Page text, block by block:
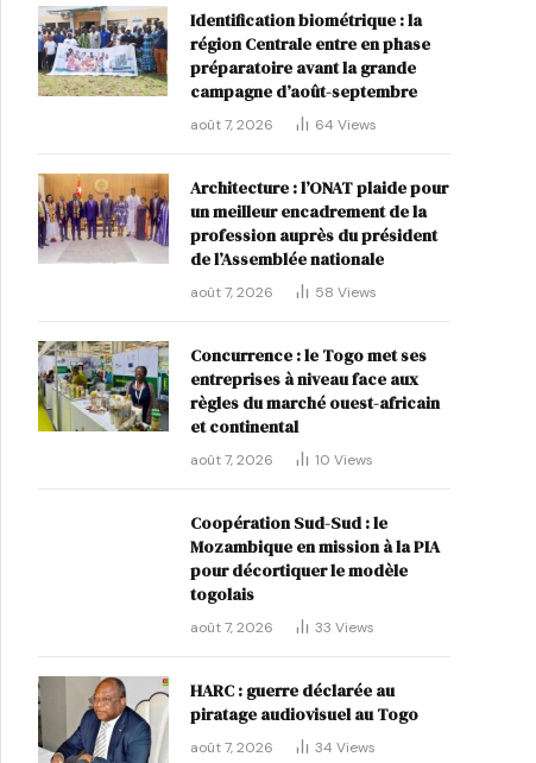
Identification biométrique : la
région Centrale entre en phase
préparatoire avant la grande
campagne d’août-septembre
août 7, 2026 64 Views
Architecture : l’ONAT plaide pour
un meilleur encadrement de la
profession auprès du président
de l’Assemblée nationale
août 7, 2026 58 Views
Concurrence : le Togo met ses
entreprises à niveau face aux
règles du marché ouest-africain
et continental
août 7, 2026 10 Views
Coopération Sud-Sud : le
Mozambique en mission à la PIA
pour décortiquer le modèle
togolais
août 7, 2026 33 Views
HARC : guerre déclarée au
piratage audiovisuel au Togo
août 7, 2026 34 Views